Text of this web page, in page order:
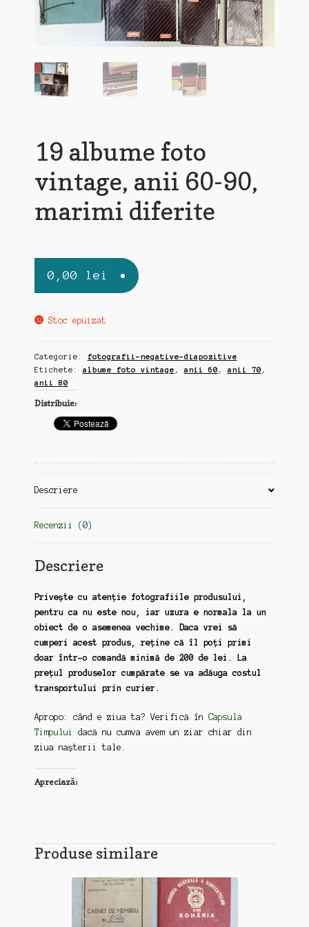
19 albume foto
vintage, anii 60-90,
marimi diferite
0,00 lei
Stoc epuizat
Categorie:
fotografii-negative-diapozitive
Etichete:albume foto vintage ,anii 60 ,anii 70 ,
anii 80
Distribuie:
Descriere
Recenzii (0)
Descriere
Privește cu atenție fotografiile produsului,
pentru ca nu este nou, iar uzura e normala la un
obiect de o asemenea vechime. Daca vrei să
cumperi acest produs, reține că îl poți primi
doar într-o comandă minimă de 200 de lei. La
prețul produselor cumpărate se va adăuga costul
transportului prin curier.
Apropo: când e ziua ta? Verifică în Capsula
Timpului
dacă nu cumva avem un ziar chiar din
ziua nașterii tale.
Apreciază:
Produse similare